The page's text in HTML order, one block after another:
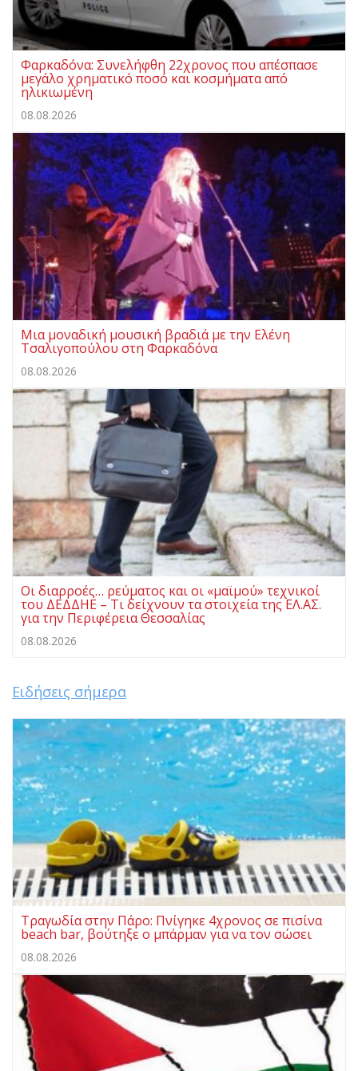
Φαρκαδόνα: Συνελήφθη 22χρονος που απέσπασε
μεγάλο χρηματικό ποσό και κοσμήματα από
ηλικιωμένη
08.08.2026
Μια μοναδική μουσική βραδιά με την Ελένη
Τσαλιγοπούλου στη Φαρκαδόνα
08.08.2026
Οι διαρροές… ρεύματος και οι «μαϊμού» τεχνικοί
του ΔΕΔΔΗΕ – Τι δείχνουν τα στοιχεία της ΕΛ.ΑΣ.
για την Περιφέρεια Θεσσαλίας
08.08.2026
Ειδήσεις σήμερα
Τραγωδία στην Πάρο: Πνίγηκε 4χρονος σε πισίνα
beach bar, βούτηξε ο μπάρμαν για να τον σώσει
08.08.2026